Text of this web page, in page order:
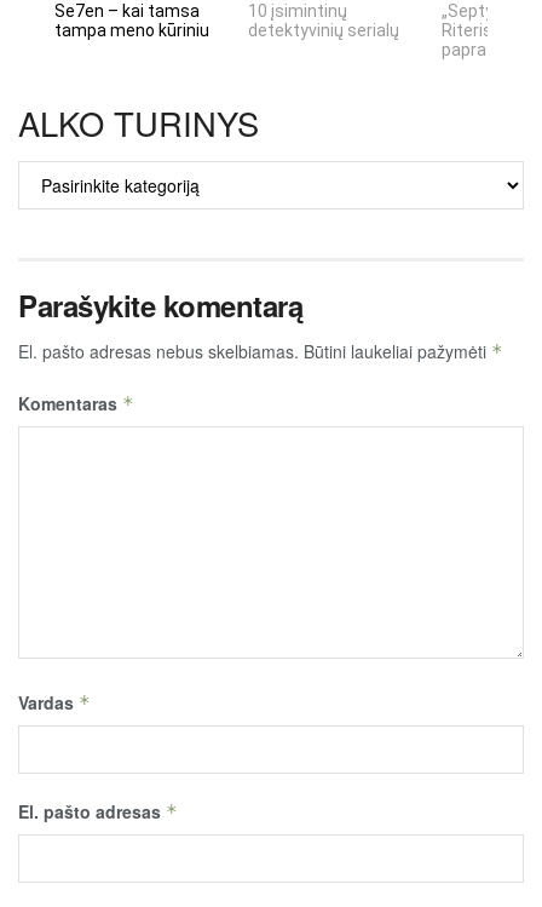
Se7en – kai tamsa
tampa meno kūriniu
10 įsimintinų
detektyvinių serialų
„Septynių
Riteris" – kai
ALKO TURINYS
ALKO
TURINYS
Parašykite komentarą
El. pašto adresas nebus skelbiamas. Būtini laukeliai pažymėti *
Komentaras *
Vardas *
El. pašto adresas *